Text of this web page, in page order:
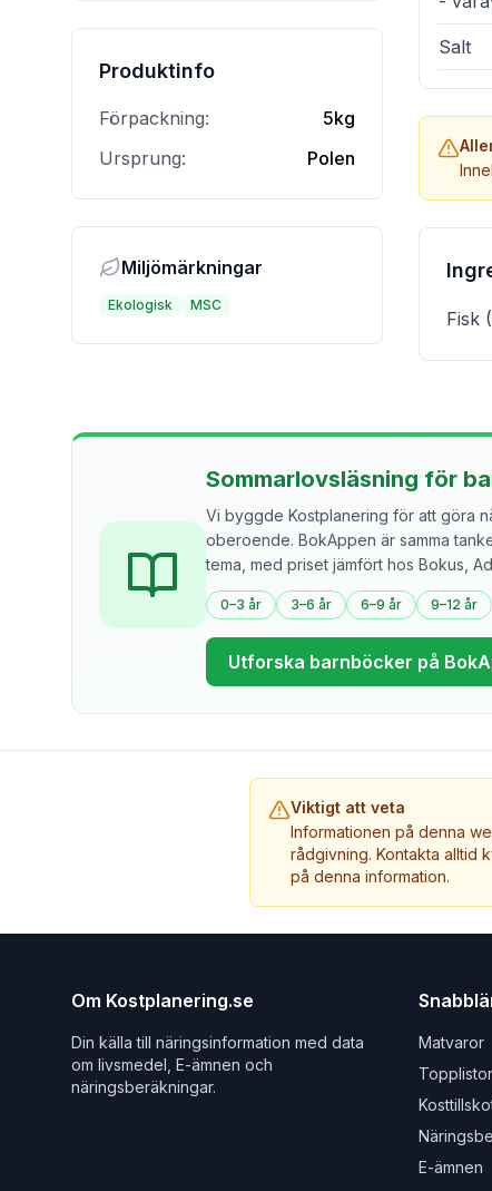
Produktinfo
Förpackning:
5kg
Ursprung:
Polen
Miljömärkningar
Ekologisk MSC
Salt
Fisk
Sommarlovsläsning för
Vi byggde Kostplanering för att göra
oberoende. BokAppen är samma
tema, med priset jämfört hos Bokus,
0–3 år 3–6 år 6–9 år 9–12 år
Utforska barnböcker på
Viktigt att veta
Informationen på denna
rådgivning. Kontakta alltid
på denna information.
Om Kostplanering.se
Din källa till näringsinformation med data
om livsmedel, E-ämnen och
näringsberäkningar.
Matvaror
Topplistor
E-ämnen